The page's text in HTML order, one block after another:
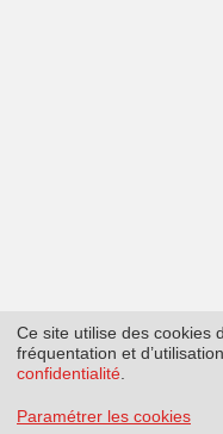
Ce site utilise des cookies
fréquentation et
confidentialité
Paramétrer les cookies